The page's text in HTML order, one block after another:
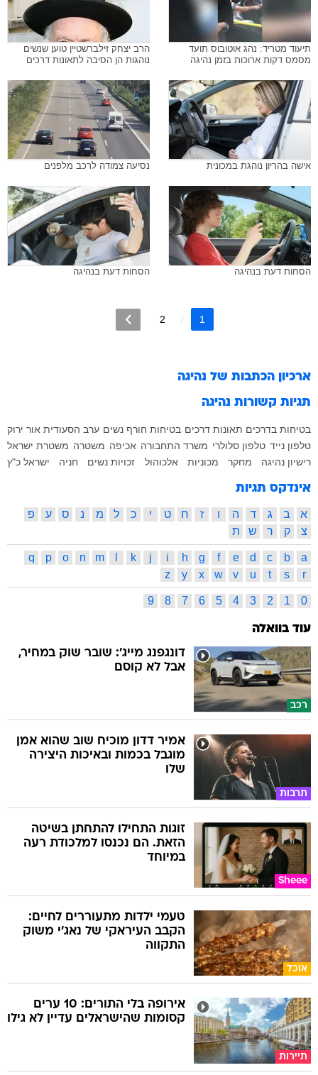
תיעוד מטריד: נהג אוטובוס תועד
מסמס דקות ארוכות בזמן נהיגה
הרב יצחק זילברשטיין טוען שנשים
נוהגות הן הסיבה לתאונות דרכים
אישה בהריון נוהגת במכונית נסיעה צמודה לרכב מלפנים
הסחות דעת בנהיגה הסחות דעת בנהיגה
1
2
ארכיון הכתבות של נהיגה
תגיות קשורות נהיגה
בטיחות בדרכים תאונות דרכים בטיחות חורף נשים ערב הסעודית אור ירוק
טלפון נייד טלפון סלולרי משרד התחבורה אכיפה משטרה משטרת ישראל
רישיון נהיגה
מחקר מכוניות אלכוהול זכויות נשים חניה ישראל כ"ץ
אינדקס תגיות
א ב ג ד ה ו ז ח ט י כ ל מ נ ס ע
פ
צ
ק ר ש ת
a
b
c
d
e
f
g
h
i
j
k
m
n
o
p
q
r
s
t
u
v
w
x
y
z
0
1
2
3
4
5
6
7
8
9
עוד בוואלה
רכב
דונגפנג מייג': שובר שוק במחיר,
אבל לא קוסם
תרבות
אמיר דדון מוכיח שוב שהוא אמן
מוגבל בכמות ובאיכות היצירה
שלו
Sheee
זוגות התחילו להתחתן בשיטה
הזאת. הם נכנסו למלכודת רעה
במיוחד
אוכל
טעמי ילדות מתעוררים לחיים:
הקבב העיראקי של נאג׳י משוק
התקווה
תיירות
אירופה בלי התורים: 10 ערים
קסומות שהישראלים עדיין לא גילו